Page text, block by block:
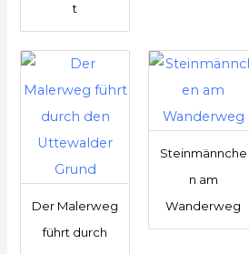
t
Der Malerweg
führt durch
Steinmännche
n am
Wanderweg